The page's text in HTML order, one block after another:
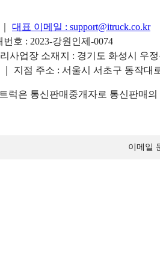
대표 이메일 : support@itruck.co.kr
번호 : 2023-강원인제-0074
사업장 소재지 : 경기도 화성시 우
지점 주소 : 서울시 서초구 동작대
럭은 통신판매중개자로 통신판매
이메일